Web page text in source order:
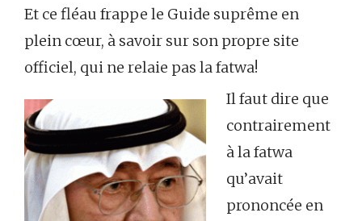
Et ce fléau frappe le Guide suprême en
plein cœur, à savoir sur son propre site
officiel, qui ne relaie pas la fatwa!
Il faut dire que
contrairement
à la fatwa
qu’avait
prononcée en